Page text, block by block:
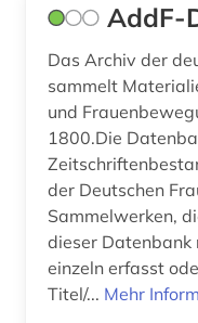
bundesstiftung zur aufarbeitung der sed-
diktatur (1)
AddF-
Das Archiv der
sammelt
und
1800.Die
der Deutschen
Sammelwerken,
dieser Datenbank
einzeln erfasst
Titel/... Mehr